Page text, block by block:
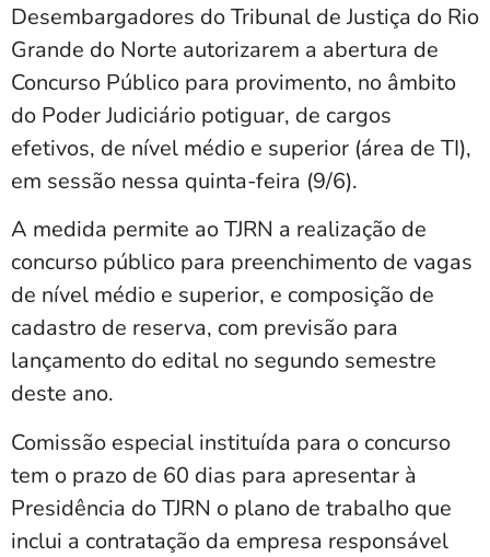
Desembargadores do Tribunal de Justiça do Rio
Grande do Norte autorizarem a abertura de
Concurso Público para provimento, no âmbito
do Poder Judiciário potiguar, de cargos
efetivos, de nível médio e superior (área de TI),
em sessão nessa quinta-feira (9/6).
A medida permite ao TJRN a realização de
concurso público para preenchimento de vagas
de nível médio e superior, e composição de
cadastro de reserva, com previsão para
lançamento do edital no segundo semestre
deste ano.
Comissão especial instituída para o concurso
tem o prazo de 60 dias para apresentar à
Presidência do TJRN o plano de trabalho que
inclui a contratação da empresa responsável